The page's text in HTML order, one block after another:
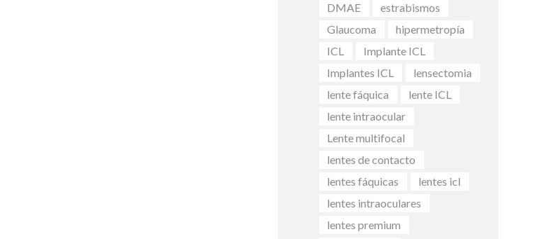
DMAE
estrabismos
Glaucoma
hipermetropía
ICL
Implante ICL
Implantes ICL
lensectomia
lente fáquica
lente ICL
lente intraocular
Lente multifocal
lentes de contacto
lentes fáquicas
lentes icl
lentes intraoculares
lentes premium